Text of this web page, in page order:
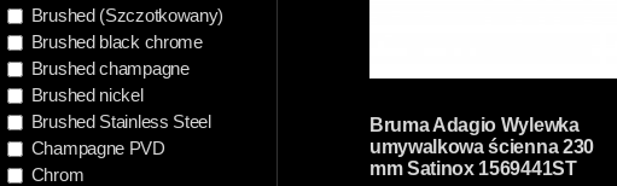
Brushed (Szczotkowany)
Brushed black chrome
Brushed champagne
Brushed nickel
Brushed Stainless Steel
Champagne PVD
Chrom
Bruma Adagio Wylewka
umywalkowa ścienna 230
mm Satinox 1569441ST